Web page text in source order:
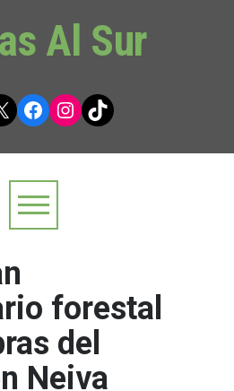
Al Sur
Facebook
Instagram
TikTok
forestal
del
Neiva